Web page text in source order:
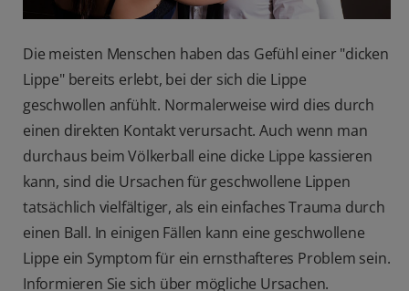
Die meisten Menschen haben das Gefühl einer "dicken
Lippe" bereits erlebt, bei der sich die Lippe
geschwollen anfühlt. Normalerweise wird dies durch
einen direkten Kontakt verursacht. Auch wenn man
durchaus beim Völkerball eine dicke Lippe kassieren
kann, sind die Ursachen für geschwollene Lippen
tatsächlich vielfältiger, als ein einfaches Trauma durch
einen Ball. In einigen Fällen kann eine geschwollene
Lippe ein Symptom für ein ernsthafteres Problem sein.
Informieren Sie sich über mögliche Ursachen.